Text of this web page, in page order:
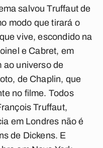
salvou Truffaut de
modo que tirará o
vive, escondido na
e Cabret, em
ao universo de
, de Chaplin, que
no filme. Todos
Truffaut,
em Londres não é
de Dickens. E